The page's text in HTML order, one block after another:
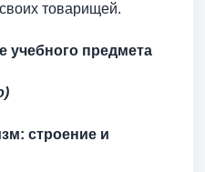
товарищей.
учебного предмета
строение и